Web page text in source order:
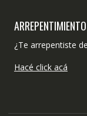
ARREPENTIMIENTO
¿Te arrepentiste
Hacé click acá